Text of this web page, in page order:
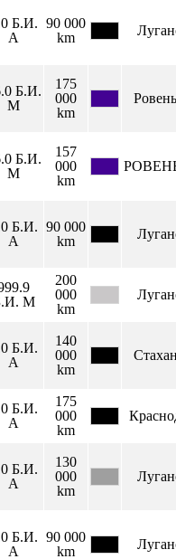
Б.И.
А
90 000
km
Б.И.
М
175
000
km
Б.И.
М
157
000
km
Б.И.
А
90 000
km
М
200
000
km
Б.И.
А
140
000
km
Б.И.
А
175
000
km
Б.И.
А
130
000
km
Б.И.
А
90 000
km